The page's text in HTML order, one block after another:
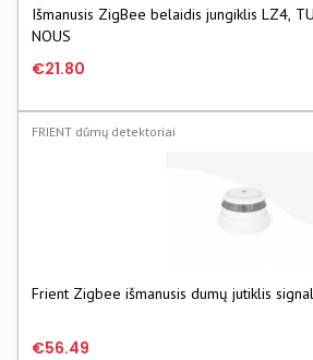
Išmanusis ZigBee belaidis jungiklis LZ4,
NOUS
€21.80
FRIENT dūmų detektoriai
Frient Zigbee išmanusis dumų jutiklis
€56.49